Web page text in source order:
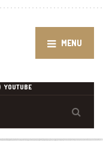
MENU
YOUTUBE